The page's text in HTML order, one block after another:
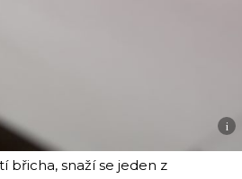
i
břicha, snaží se jeden z